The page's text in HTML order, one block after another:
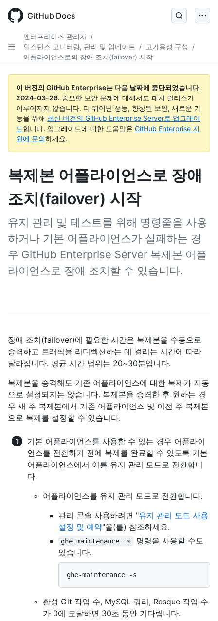
main
GitHub Docs
엔터프라이즈 관리자 /
인스턴스 모니터링, 관리 및 업데이트
/ 고가용성 구성
/
어플라이언스로의 장애 조치(failover) 시작
이 버전의 GitHub Enterprise는 다음 날짜에 중단되었습니다.
2024-03-26. 중요한 보안 문제에 대해서도 패치 릴리스가
이루어지지 않습니다. 더 뛰어난 성능, 향상된 보안, 새로운 기
능을 위해 최신 버전의 GitHub Enterprise Server로 업그레이
드합니다. 업그레이드에 대한 도움말은 GitHub Enterprise 지
원에 문의하세요.
복제본 어플라이언스로 장애
조치(failover) 시작
유지 관리 및 테스트를 위해 명령줄을 사용
하거나 기본 어플라이언스가 실패하는 경
우 GitHub Enterprise Server 복제본 어플
라이언스로 장애 조치할 수 있습니다.
장애 조치(failover)에 필요한 시간은 복제본을 수동으로
승격하고 트래픽을 리디렉션하는 데 걸리는 시간에 따라
달라집니다. 평균 시간 범위는 20~30분입니다.
복제본을 승격해도 기존 어플라이언스에 대한 복제가 자동
으로 설정되지는 않습니다. 복제본을 승격한 후 원하는 경
우 새 주 복제본에서 기존 어플라이언스 및 이전 주 복제본
으로 복제를 설정할 수 있습니다.
기본 어플라이언스를 사용할 수 있는 경우 어플라이
언스를 전환하기 전에 복제를 완료할 수 있도록 기본
어플라이언스에서 이를 유지 관리 모드로 전환합니
다.
어플라이언스를 유지 관리 모드로 전환합니다.
관리 콘솔 사용하려면 "유지 관리 모드 사용
설정 및 예약"을(를) 참조하세요.
ghe-maintenance -s
명령을 사용할 수도
있습니다.
활성 Git 작업 수, MySQL 쿼리, Resque 작업 수
가 0에 도달하면 30초 동안 기다립니다.